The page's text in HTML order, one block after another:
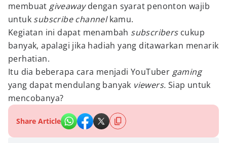
membuat giveawaydengan syarat penonton wajib
untuk subscribe channelkamu.
Kegiatan ini dapat menambah subscribers cukup
banyak, apalagi jika hadiah yang ditawarkan menarik
perhatian.
Itu dia beberapa cara menjadi YouTuber gaming
yang dapat mendulang banyak viewers. Siap untuk
mencobanya?
Share Article